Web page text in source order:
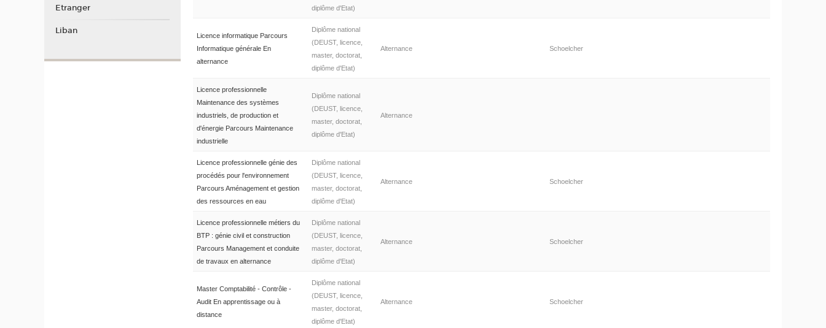
diplôme d'Etat)
Licence informatique Parcours
Informatique générale En
alternance
Diplôme national
(DEUST, licence,
master, doctorat,
diplôme d'Etat)
Alternance Schoelcher
Licence professionnelle
Maintenance des systèmes
industriels, de production et
d'énergie Parcours Maintenance
industrielle
Diplôme national
(DEUST, licence,
master, doctorat,
diplôme d'Etat)
Alternance
Licence professionnelle génie des
procédés pour l'environnement
Parcours Aménagement et gestion
des ressources en eau
Diplôme national
(DEUST, licence,
master, doctorat,
diplôme d'Etat)
Alternance Schoelcher
Licence professionnelle métiers du
BTP : génie civil et construction
Parcours Management et conduite
de travaux en alternance
Diplôme national
(DEUST, licence,
master, doctorat,
diplôme d'Etat)
Alternance Schoelcher
Master Comptabilité - Contrôle -
Audit En apprentissage ou à
distance
Diplôme national
(DEUST, licence,
master, doctorat,
diplôme d'Etat)
Alternance Schoelcher
Etranger
Liban